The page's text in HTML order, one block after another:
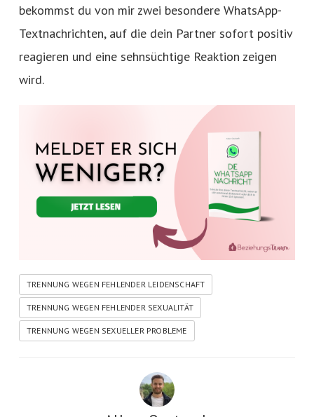
bekommst du von mir zwei besondere WhatsApp-
Textnachrichten, auf die dein Partner sofort positiv
reagieren und eine sehnsüchtige Reaktion zeigen
wird.
TRENNUNG WEGEN FEHLENDER LEIDENSCHAFT
TRENNUNG WEGEN FEHLENDER SEXUALITÄT
TRENNUNG WEGEN SEXUELLER PROBLEME